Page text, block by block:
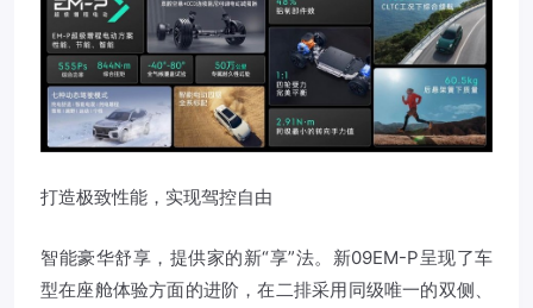
打造极致性能，实现驾控自由
智能豪华舒享，提供家的新“享”法。新09EM-P呈现了车
型在座舱体验方面的进阶，在二排采用同级唯一的双侧、